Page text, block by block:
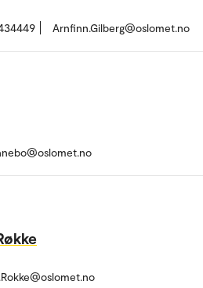
Arnfinn.Gilberg@oslomet.no